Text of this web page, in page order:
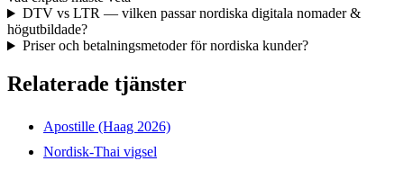
DTV vs LTR — vilken passar nordiska digitala nomader &
högutbildade?
Priser och betalningsmetoder för nordiska kunder?
Relaterade tjänster
Apostille (Haag 2026)
Nordisk-Thai vigsel